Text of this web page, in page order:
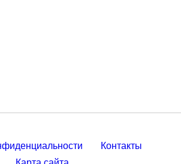
Контакты